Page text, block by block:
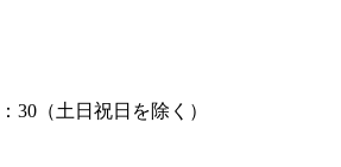
30（土日祝日を除く）